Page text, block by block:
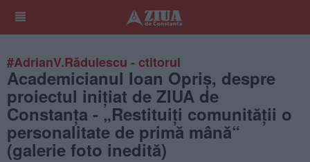
#AdrianV.Rădulescu - ctitorul
Academicianul Ioan Opriş, despre
proiectul iniţiat de ZIUA de
Constanţa - „Restituiţi comunităţii o
personalitate de primă mână“
(galerie foto inedită)